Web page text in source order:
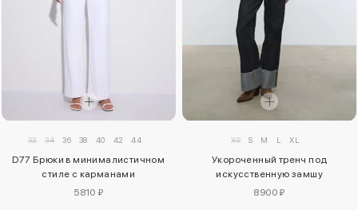
32 34 36 38 40 42 44
D77 Брюки в минималистичном
стиле с карманами
5810 ₽
XS S M L XL
Укороченный тренч под
искусственную замшу
8900 ₽